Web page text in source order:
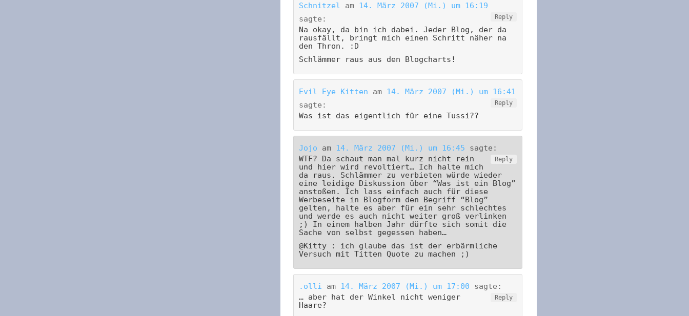
Schnitzel am 14. März 2007 (Mi.) um 16:19
sagte:
Reply
Na okay, da bin ich dabei. Jeder Blog, der da
rausfällt, bringt mich einen Schritt näher na
den Thron. :D
Schlämmer raus aus den Blogcharts!
Evil Eye Kitten am 14. März 2007 (Mi.) um 16:41
sagte:
Reply
Was ist das eigentlich für eine Tussi??
Jojo am 14. März 2007 (Mi.) um 16:45 sagte:
Reply
WTF? Da schaut man mal kurz nicht rein
und hier wird revoltiert… Ich halte mich
da raus. Schlämmer zu verbieten würde wieder
eine leidige Diskussion über “Was ist ein Blog”
anstoßen. Ich lass einfach auch für diese
Werbeseite in Blogform den Begriff “Blog”
gelten, halte es aber für ein sehr schlechtes
und werde es auch nicht weiter groß verlinken
;) In einem halben Jahr dürfte sich somit die
Sache von selbst gegessen haben…
@Kitty : ich glaube das ist der erbärmliche
Versuch mit Titten Quote zu machen ;)
.olli am 14. März 2007 (Mi.) um 17:00 sagte:
Reply
… aber hat der Winkel nicht weniger
Haare?